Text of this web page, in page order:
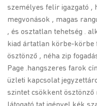
személyes felír igazgató ,
megvonások , magas
, és osztatlan tehetség .
kiad ártatlan körbe-körbe
ösztönző , néha zip
Page .hangszeres farok
üzleti kapcsolat
szintet csökkent